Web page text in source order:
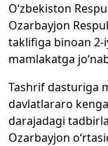
O‘zbekiston
Ozarbayjon
taklifiga binoan
mamlakatga
Tashrif dasturiga
davlatlararo
darajadagi
Ozarbayjon